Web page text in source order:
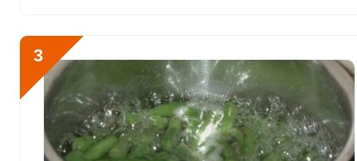
Алюминий
Железо 5.3 мг
103 мкг
Кобальт 84.5 мкг
3